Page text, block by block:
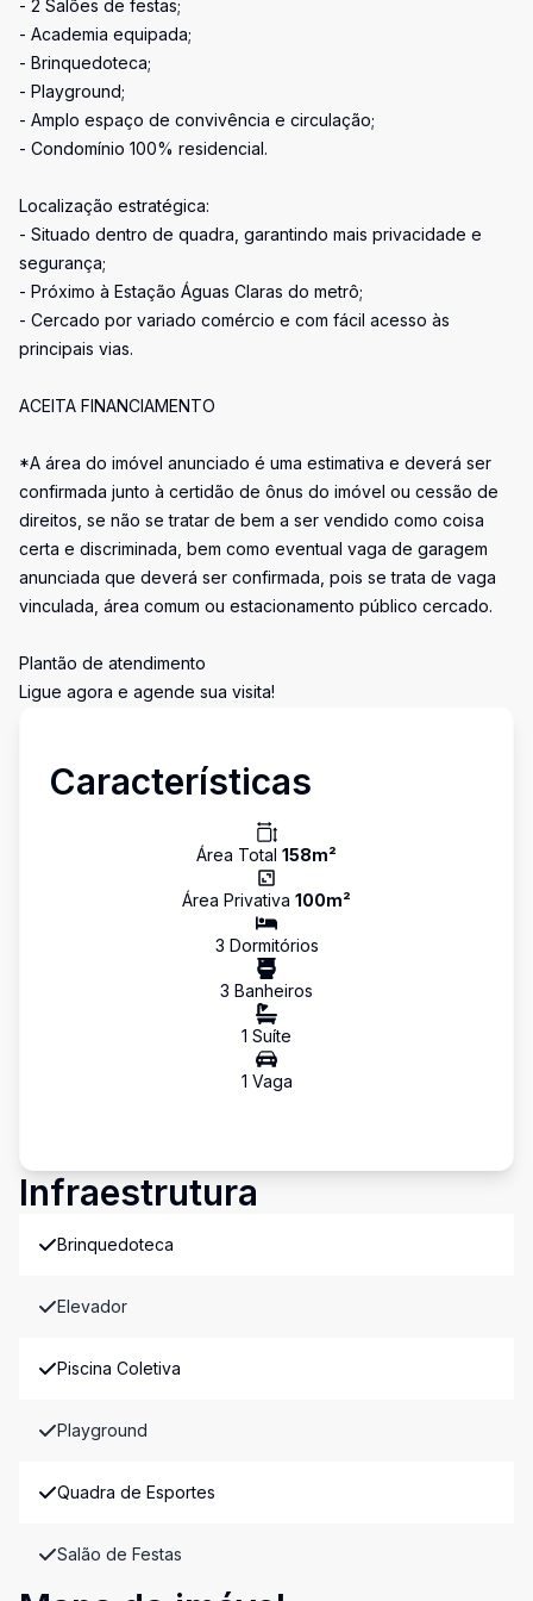
- 2 Salões de festas;
- Academia equipada;
- Brinquedoteca;
- Playground;
- Amplo espaço de convivência e circulação;
- Condomínio 100% residencial.
Localização estratégica:
- Situado dentro de quadra, garantindo mais privacidade e
segurança;
- Próximo à Estação Águas Claras do metrô;
- Cercado por variado comércio e com fácil acesso às
principais vias.
ACEITA FINANCIAMENTO
*A área do imóvel anunciado é uma estimativa e deverá ser
confirmada junto à certidão de ônus do imóvel ou cessão de
direitos, se não se tratar de bem a ser vendido como coisa
certa e discriminada, bem como eventual vaga de garagem
anunciada que deverá ser confirmada, pois se trata de vaga
vinculada, área comum ou estacionamento público cercado.
Plantão de atendimento
Ligue agora e agende sua visita!
Características
Área Total 158m²
Área Privativa 100m²
3 Dormitórios
3 Banheiros
1 Suíte
1 Vaga
Infraestrutura
Brinquedoteca
Elevador
Piscina Coletiva
Playground
Quadra de Esportes
Salão de Festas